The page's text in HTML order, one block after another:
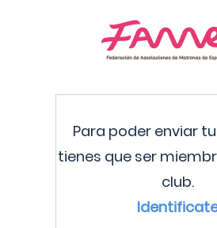
Para poder enviar
tienes que ser
club.